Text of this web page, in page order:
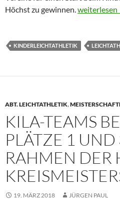
Höchst zu gewinnen.Minis haben
weiterlesen
KINDERLEICHTATHLETIK
ABT. LEICHTATHLETIK,
KILA-TEAMS
PLÄTZE 1 UND
RAHMEN DER
19. MÄRZ 2018 JÜRGEN PAUL